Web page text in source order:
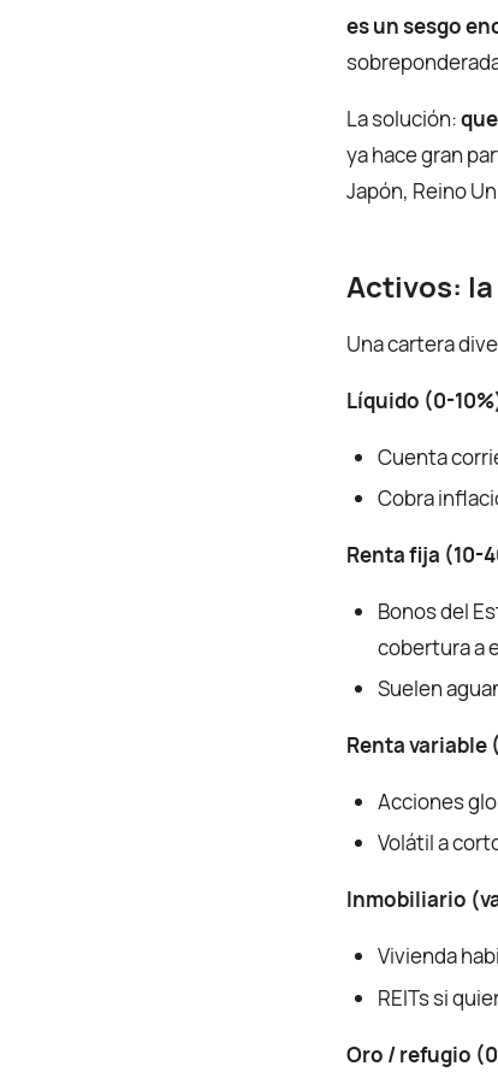
es un sesgo
La solución:
ya hace gran
Japón, Reino
Activos:
Una cartera
Líquido (0-
Cuenta
Cobra
Renta fija (10-
Bonos del
cobertura a
Suelen
Renta variable
Acciones
Volátil a
Inmobiliario
Vivienda
REITs si
Oro / refugio